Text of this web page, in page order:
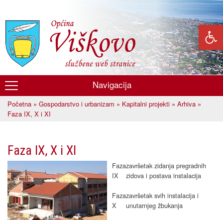
glavni
sadržaj
Općina
Viškovo
Navigacija
Vi ste ovdje
Početna » Gospodarstvo i urbanizam » Kapitalni projekti » Arhiva »
Faza IX, X i XI
Faza IX, X i XI
Faza
IX
završetak zidanja pregradnih
zidova i postava instalacija
Faza
X
završetak svih instalacija i
unutarnjeg žbukanja